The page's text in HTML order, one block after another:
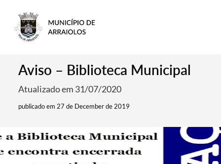
Aviso – Biblioteca Municipal
Atualizado em 31/07/2020
publicado em 27 de December de 2019